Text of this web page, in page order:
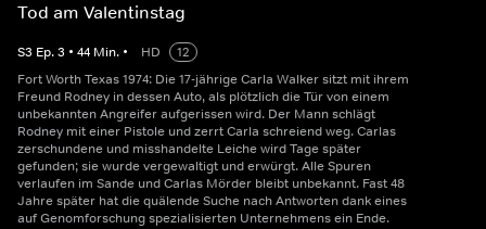
Tod am Valentinstag
S3 Ep.3 • 44 Min. • HD
12
Fort Worth Texas 1974: Die 17-jährige Carla Walker sitzt mit ihrem
Freund Rodney in dessen Auto, als plötzlich die Tür von einem
unbekannten Angreifer aufgerissen wird. Der Mann schlägt
Rodney mit einer Pistole und zerrt Carla schreiend weg. Carlas
zerschundene und misshandelte Leiche wird Tage später
gefunden; sie wurde vergewaltigt und erwürgt. Alle Spuren
verlaufen im Sande und Carlas Mörder bleibt unbekannt. Fast 48
Jahre später hat die quälende Suche nach Antworten dank eines
auf Genomforschung spezialisierten Unternehmens ein Ende.